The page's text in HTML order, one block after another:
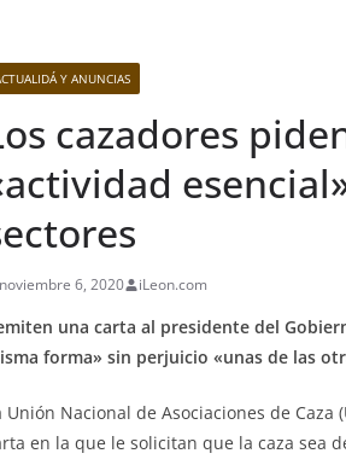
Y ANUNCIAS
cazadores
noviembre 6, 2020 iLeon.com
una carta al presidente del
forma» sin perjuicio «unas de las
Unión Nacional de Asociaciones de
en la que le solicitan que la caza sea